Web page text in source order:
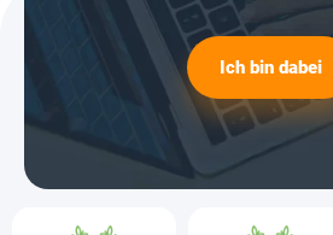
Ich bin dabei